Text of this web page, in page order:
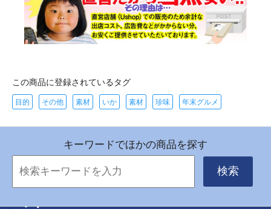
この商品に登録されているタグ
目的 その他 素材 いか 素材 珍味 年末グルメ
キーワードでほかの商品を探す
検索